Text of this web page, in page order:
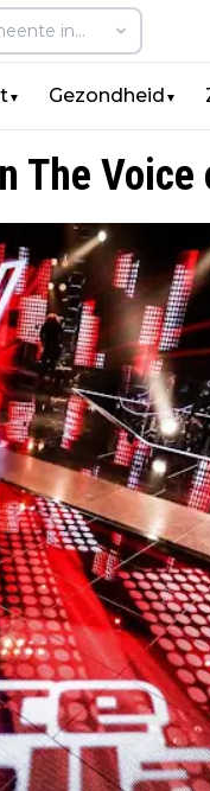
▼ Gezondheid ▼
The Voice